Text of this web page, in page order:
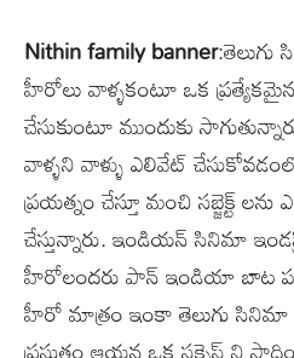
Nithin family banner
హీరోలు వాళ్ళకంటూ ఒక
చేసుకుంటూ ముందుకు
వాళ్ళని వాళ్ళు ఎలివేట్
ప్రయత్నం చేస్తూ మంచి సబ్జెక్ట్
చేస్తున్నారు. ఇండియన్ సినిమా
హీరోలందరు పాన్ ఇండియా బాట
హీరో మాత్రం ఇంకా తెలుగు సినిమా